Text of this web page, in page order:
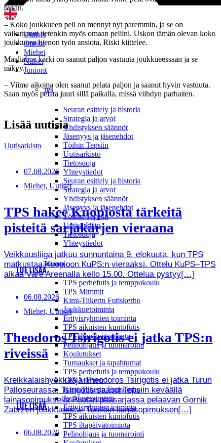
Uutiset
Ottelut
Miehet
Naiset
Juniorit
TPS
Seuran esittely ja historia
Strategia ja arvot
Yhdistyksen säännöt
Jäsenyys ja jäsenehdot
Töihin Tepsiin
Uutisarkisto
Tietosuoja
Yhteystiedot
Seuran esittely ja historia
Strategia ja arvot
Yhdistyksen säännöt
Jäsenyys ja jäsenehdot
Töihin Tepsiin
Uutisarkisto
Tietosuoja
Yhteystiedot
Toiminta
TPS perhefutis ja temppukoulu
TPS Mimmit
Kimi-Tiikerin Futiskerho
Joukkuetoiminta
Erityisryhmien toiminta
TPS aikuisten kuntofutis
TPS iltapäivätoiminta
Pelinohjaus ja tuomarointi
Koulutukset
Turnaukset ja tapahtumat
TPS perhefutis ja temppukoulu
TPS Mimmit
Kimi-Tiikerin Futiskerho
Joukkuetoiminta
Erityisryhmien toiminta
TPS aikuisten kuntofutis
TPS iltapäivätoiminta
Pelinohjaus ja tuomarointi
hyvin.
– Koko joukkueen peli on mennyt nyt paremmin, ja se on
vaikuttanut tietenkin myös omaan peliini. Uskon tämän olevan koko
joukkueen hienon työn ansiota, Riski kiittelee.
Maaliahne kärki on saanut paljon vastuuta joukkueessaan ja se
näkyy.
– Viime aikoina olen saanut pelata paljon ja saanut hyvin vastuuta.
Saan myös pelata juuri sillä paikalla, missä viihdyn parhaiten.
Lisää uutisia
Uutisarkisto
07.08.2026
Miehet, Uutiset
TPS hakee Kuopiosta tärkeitä
pisteitä sarjakärjen vieraana
Veikkausliiga jatkuu sunnuntaina 9. elokuuta, kun TPS
matkustaa Kuopioon KuPS:n vieraaksi. Ottelu KuPS–TPS
alkaa Väre Areenalla kello 15.00. Ottelua pystyy[…]
LUE LISÄÄ
06.08.2026
Miehet, Uutiset
Theodoros Tsirigotis ei jatka TPS:n
riveissä
Kreikkalaishyökkääjä Theodoros Tsirigotis ei jatka Turun
Palloseurassa. Tsirigotis saapui Tepsiin keväällä
lainasopimuksella Puolan pääsarjassa pelaavan Gornik
Zabrzen joukkueesta. Tuolloin lainasopimuksen[…]
LUE LISÄÄ
06.08.2026